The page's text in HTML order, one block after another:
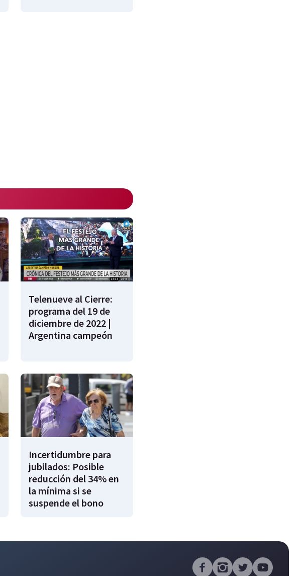
Telenueve al Cierre:
programa del 19 de
diciembre de 2022 |
Argentina campeón
Incertidumbre para
jubilados: Posible
reducción del 34% en
la mínima si se
suspende el bono